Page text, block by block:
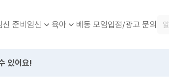
신 준비임신 육아 베동 모임입점/광고 문의
있어요!